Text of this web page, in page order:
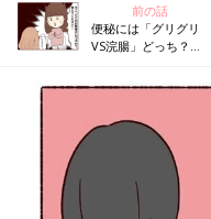
前の話
便秘には「グリグリ
VS浣腸」どっち？